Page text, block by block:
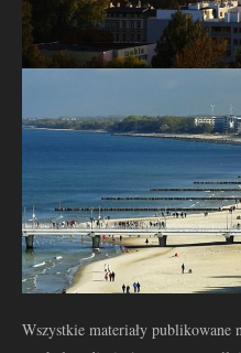
Wszystkie materiały